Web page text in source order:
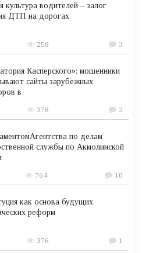
культура водителей – залог
ДТП на дорогах
258 3
Касперского»: мошенники
сайты зарубежных
в
378 2
по делам
службы по Акмолинской
764 10
как основа будущих
реформ
376 1